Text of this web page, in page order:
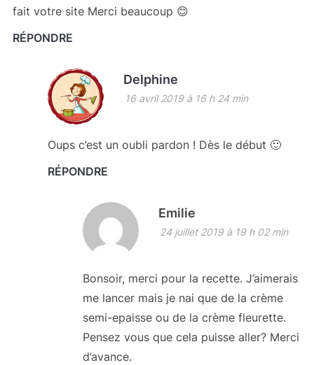
fait votre site Merci beaucoup 😊
RÉPONDRE
Delphine
16 avril 2019 à 16 h 24 min
Oups c’est un oubli pardon ! Dès le début 🙂
RÉPONDRE
Emilie
24 juillet 2019 à 19 h 02 min
Bonsoir, merci pour la recette. J’aimerais
me lancer mais je nai que de la crème
semi-epaisse ou de la crème fleurette.
Pensez vous que cela puisse aller? Merci
d’avance.